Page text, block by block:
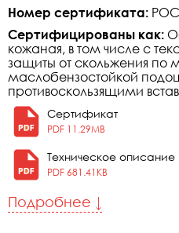
Номер сертификата:
Сертифицированы как:
кожаная, в том числе с
защиты от скольжения по
маслобензостойкой
противоскользящими
Сертификат
PDF 11.29MB
Техническое описание
PDF 681.41KB
Подробнее ↓